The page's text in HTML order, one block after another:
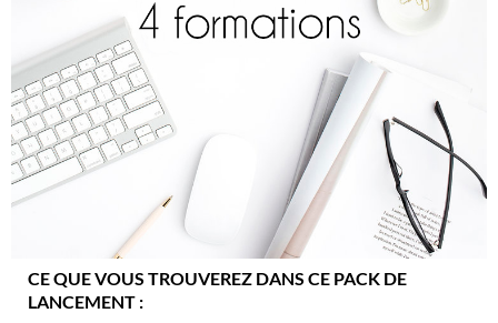
CE QUE VOUS TROUVEREZ DANS CE PACK DE
LANCEMENT :